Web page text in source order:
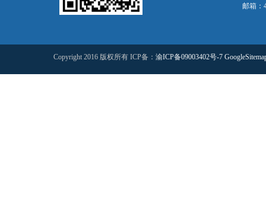
邮箱：
Copyright 2016 版权所有 ICP备： 渝ICP备09003402号-7